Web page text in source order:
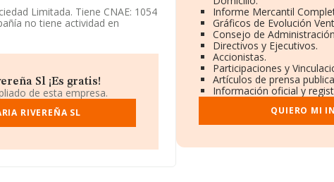
Limitada. Tiene CNAE: 1054
no tiene actividad en
en cuenta la información
a los niveles de
ha caído 7 puestos a
del año anterior. Éstas son
se encuentran empresas
Sl ¡Es gratis!
de esta empresa.
RIVEREÑA SL
Informe Mercantil
Gráficos de Evolución
Consejo de
Directivos y Ejecutivos.
Accionistas.
Participaciones y
Artículos de prensa
Información oficial y
QUIERO MI